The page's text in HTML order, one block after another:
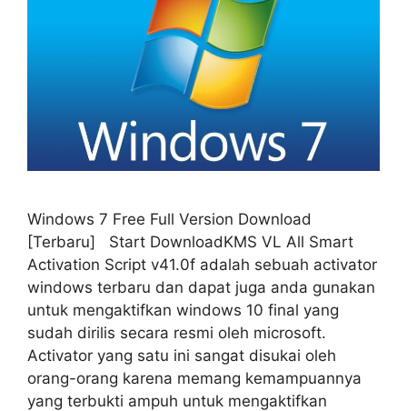
Windows 7 Free Full Version Download
[Terbaru] Start DownloadKMS VL All Smart
Activation Script v41.0f adalah sebuah activator
windows terbaru dan dapat juga anda gunakan
untuk mengaktifkan windows 10 final yang
sudah dirilis secara resmi oleh microsoft.
Activator yang satu ini sangat disukai oleh
orang-orang karena memang kemampuannya
yang terbukti ampuh untuk mengaktifkan